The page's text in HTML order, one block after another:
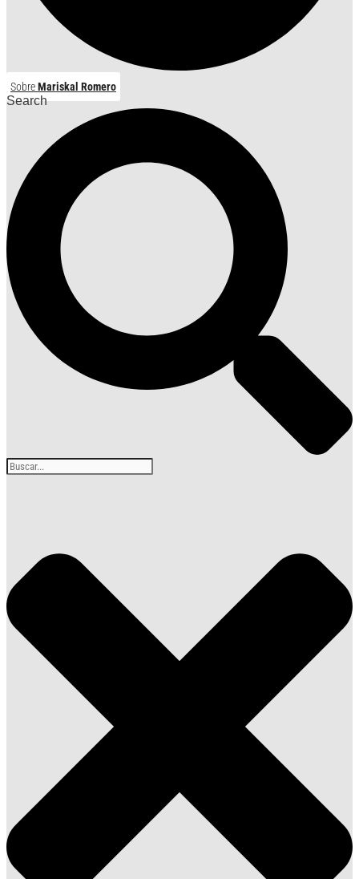
SobreMariskal Romero
Search